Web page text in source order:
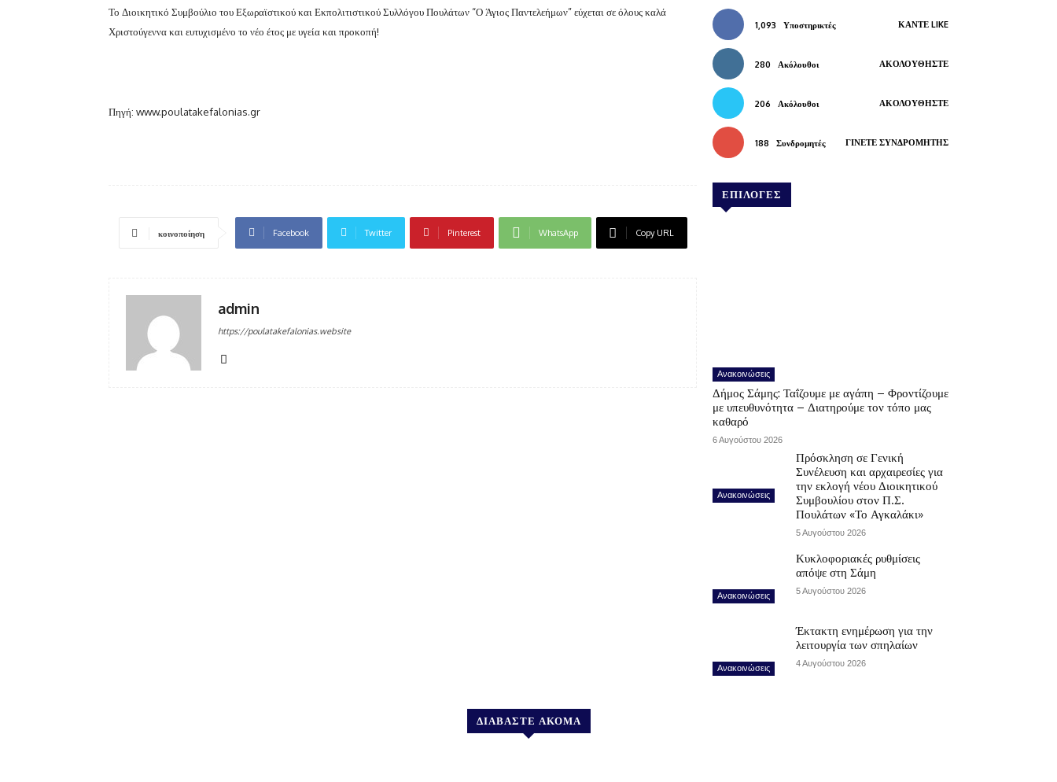
Το Διοικητικό Συμβούλιο του Εξωραϊστικού και Εκπολιτιστικού Συλλόγου Πουλάτων “Ο Άγιος Παντελεήμων” εύχεται σε όλους καλά
Χριστούγεννα και ευτυχισμένο το νέο έτος με υγεία και προκοπή!
Πηγή: www.poulatakefalonias.gr
κοινοποίηση Facebook Twitter Pinterest WhatsApp Copy URL
admin
https://poulatakefalonias.website
1,093 Υποστηρικτές ΚΆΝΤΕ LIKE
280 Ακόλουθοι ΑΚΟΛΟΥΘΉΣΤΕ
206 Ακόλουθοι ΑΚΟΛΟΥΘΉΣΤΕ
188 Συνδρομητές ΓΊΝΕΤΕ ΣΥΝΔΡΟΜΗΤΉΣ
ΕΠΙΛΟΓΕΣ
Ανακοινώσεις
Δήμος Σάμης: Ταΐζουμε με αγάπη – Φροντίζουμε
με υπευθυνότητα – Διατηρούμε τον τόπο μας
καθαρό
6 Αυγούστου 2026
Ανακοινώσεις
Πρόσκληση σε Γενική
Συνέλευση και αρχαιρεσίες για
την εκλογή νέου Διοικητικού
Συμβουλίου στον Π.Σ.
Πουλάτων «Το Αγκαλάκι»
5 Αυγούστου 2026
Ανακοινώσεις
Κυκλοφοριακές ρυθμίσεις
απόψε στη Σάμη
5 Αυγούστου 2026
Ανακοινώσεις
Έκτακτη ενημέρωση για την
λειτουργία των σπηλαίων
4 Αυγούστου 2026
ΔΙΑΒΑΣΤΕ ΑΚΟΜΑ